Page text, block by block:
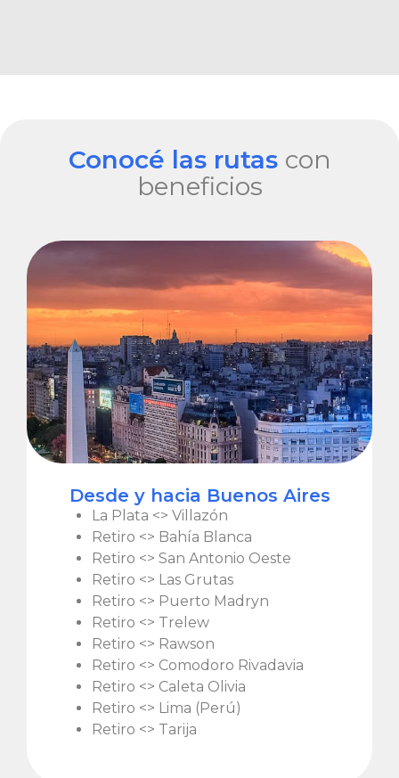
Conocé las rutas con
beneficios
Desde y hacia Buenos Aires
La Plata <> Villazón
Retiro <> Bahía Blanca
Retiro <> San Antonio Oeste
Retiro <> Las Grutas
Retiro <> Puerto Madryn
Retiro <> Trelew
Retiro <> Rawson
Retiro <> Comodoro Rivadavia
Retiro <> Caleta Olivia
Retiro <> Lima (Perú)
Retiro <> Tarija